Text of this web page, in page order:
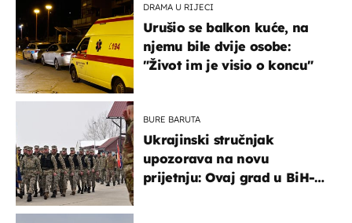
DRAMA U RIJECI
Urušio se balkon kuće, na
njemu bile dvije osobe:
"Život im je visio o koncu"
BURE BARUTA
Ukrajinski stručnjak
upozorava na novu
prijetnju: Ovaj grad u BiH-u